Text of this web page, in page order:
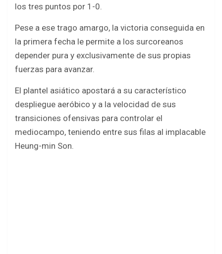
los tres puntos por 1-0.
Pese a ese trago amargo, la victoria conseguida en
la primera fecha le permite a los surcoreanos
depender pura y exclusivamente de sus propias
fuerzas para avanzar.
El plantel asiático apostará a su característico
despliegue aeróbico y a la velocidad de sus
transiciones ofensivas para controlar el
mediocampo, teniendo entre sus filas al implacable
Heung-min Son.